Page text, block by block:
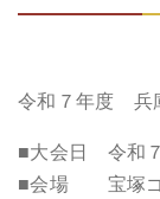
令和７年度 兵
■大会日 令和７
■会場 宝塚ゴ